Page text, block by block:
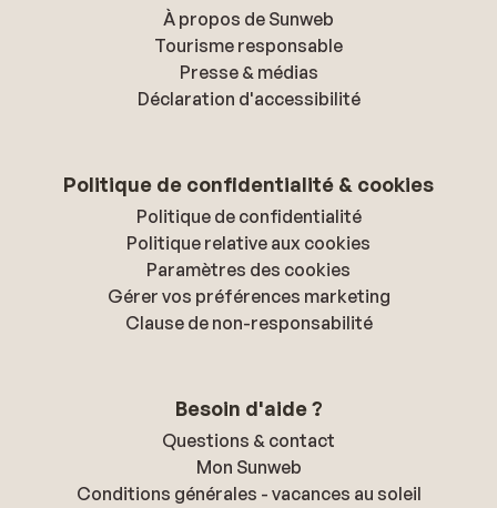
À propos de Sunweb
Tourisme responsable
Presse & médias
Déclaration d'accessibilité
Politique de confidentialité & cookies
Politique de confidentialité
Politique relative aux cookies
Paramètres des cookies
Gérer vos préférences marketing
Clause de non-responsabilité
Besoin d'aide ?
Questions & contact
Mon Sunweb
Conditions générales - vacances au soleil